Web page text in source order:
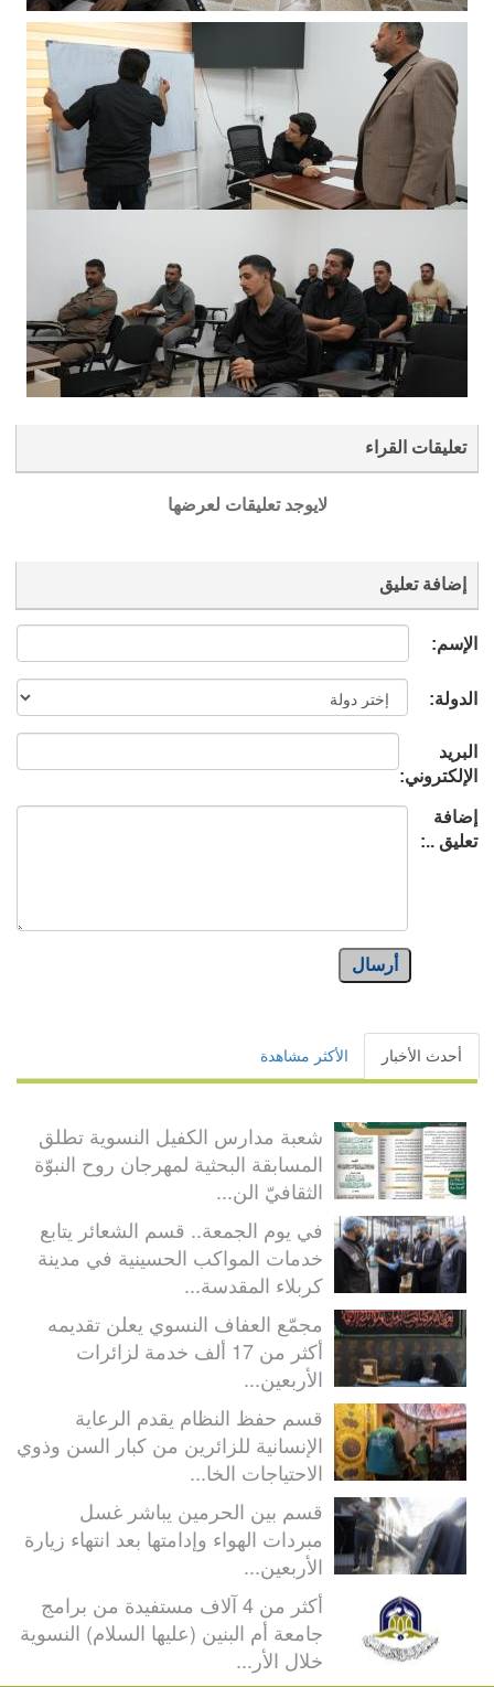
تعليقات القراء
لايوجد تعليقات لعرضها
إضافة تعليق
الإسم:
الدولة:
البريد
الإلكتروني:
إضافة
تعليق ..:
أرسال
أحدث الأخبار الأكثر مشاهدة
شعبة مدارس الكفيل النسوية تطلق
المسابقة البحثية لمهرجان روح النبوّة
الثقافيّ الن...
في يوم الجمعة.. قسم الشعائر يتابع
خدمات المواكب الحسينية في مدينة
كربلاء المقدسة...
مجمّع العفاف النسوي يعلن تقديمه
أكثر من 17 ألف خدمة لزائرات
الأربعين...
قسم حفظ النظام يقدم الرعاية
الإنسانية للزائرين من كبار السن وذوي
الاحتياجات الخا...
قسم بين الحرمين يباشر غسل
مبردات الهواء وإدامتها بعد انتهاء زيارة
الأربعين...
أكثر من 4 آلاف مستفيدة من برامج
جامعة أم البنين (عليها السلام) النسوية
خلال الأر...